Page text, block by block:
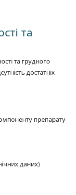
та
та грудного
достатніх
препарату
даних)